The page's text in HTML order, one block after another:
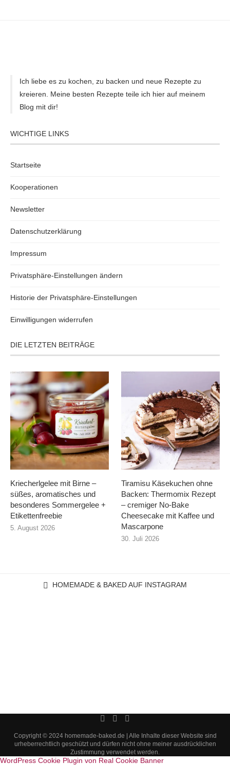
Ich liebe es zu kochen, zu backen und neue Rezepte zu
kreieren. Meine besten Rezepte teile ich hier auf meinem
Blog mit dir!
WICHTIGE LINKS
Startseite
Kooperationen
Newsletter
Datenschutzerklärung
Impressum
Privatsphäre-Einstellungen ändern
Historie der Privatsphäre-Einstellungen
Einwilligungen widerrufen
DIE LETZTEN BEITRÄGE
Kriecherlgelee mit Birne –
süßes, aromatisches und
besonderes Sommergelee +
Etikettenfreebie
5. August 2026
Tiramisu Käsekuchen ohne
Backen: Thermomix Rezept
– cremiger No-Bake
Cheesecake mit Kaffee und
Mascarpone
30. Juli 2026
HOMEMADE & BAKED AUF INSTAGRAM
Copyright © 2024 homemade-baked.de | Alle Inhalte dieser Website sind
urheberrechtlich geschützt und dürfen nicht ohne meiner ausdrücklichen
Zustimmung verwendet werden.
WordPress Cookie Plugin von Real Cookie Banner